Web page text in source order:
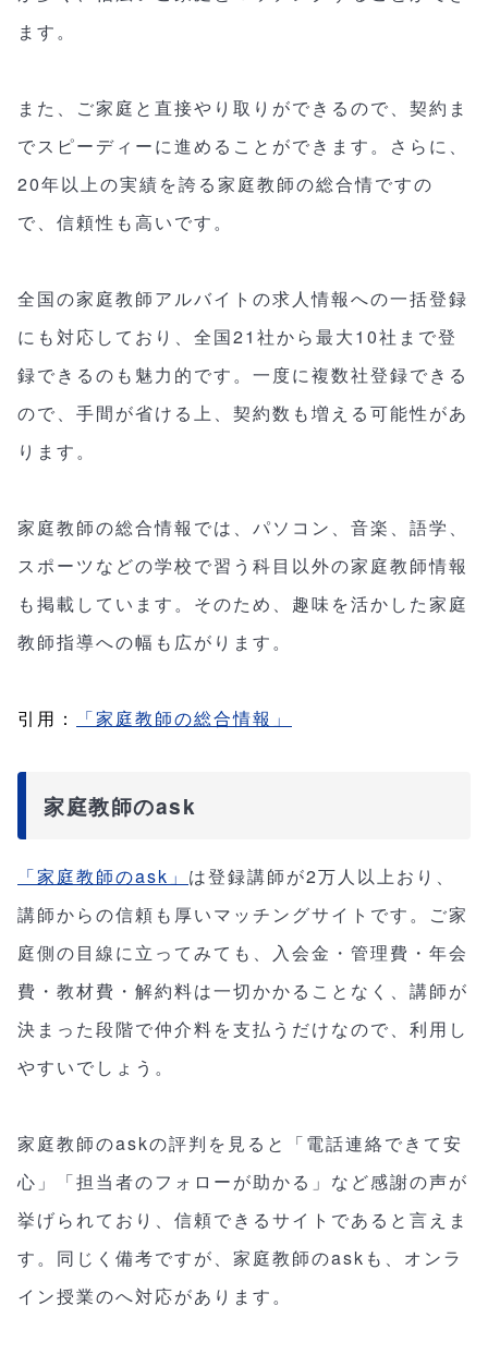
ます。
また、ご家庭と直接やり取りができるので、契約ま
でスピーディーに進めることができます。さらに、
20年以上の実績を誇る家庭教師の総合情ですの
で、信頼性も高いです。
全国の家庭教師アルバイトの求人情報への一括登録
にも対応しており、全国21社から最大10社まで登
録できるのも魅力的です。一度に複数社登録できる
ので、手間が省ける上、契約数も増える可能性があ
ります。
家庭教師の総合情報では、パソコン、音楽、語学、
スポーツなどの学校で習う科目以外の家庭教師情報
も掲載しています。そのため、趣味を活かした家庭
教師指導への幅も広がります。
引用： 「家庭教師の総合情報」
家庭教師のask
「家庭教師のask」 は登録講師が2万人以上おり、
講師からの信頼も厚いマッチングサイトです。ご家
庭側の目線に立ってみても、入会金・管理費・年会
費・教材費・解約料は一切かかることなく、講師が
決まった段階で仲介料を支払うだけなので、利用し
やすいでしょう。
家庭教師のaskの評判を見ると「電話連絡できて安
心」「担当者のフォローが助かる」など感謝の声が
挙げられており、信頼できるサイトであると言えま
す。同じく備考ですが、家庭教師のaskも、オンラ
イン授業のへ対応があります。